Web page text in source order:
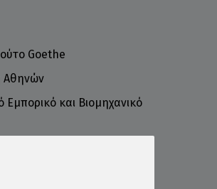
Goethe
Αθηνών
Εμπορικό και Βιομηχανικό